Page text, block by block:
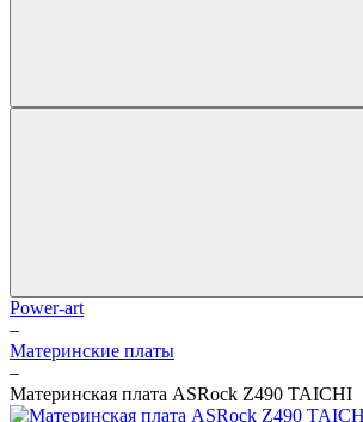
Power-art
–
Материнские платы
–
Материнская плата ASRock Z490 TAICHI